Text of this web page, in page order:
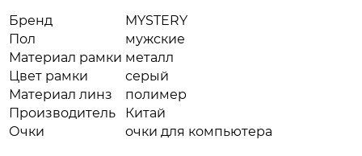
Бренд
MYSTERY
Пол
мужские
Материал рамки металл
Цвет рамки
серый
Материал линз
полимер
Производитель
Китай
Очки
очки для компьютера